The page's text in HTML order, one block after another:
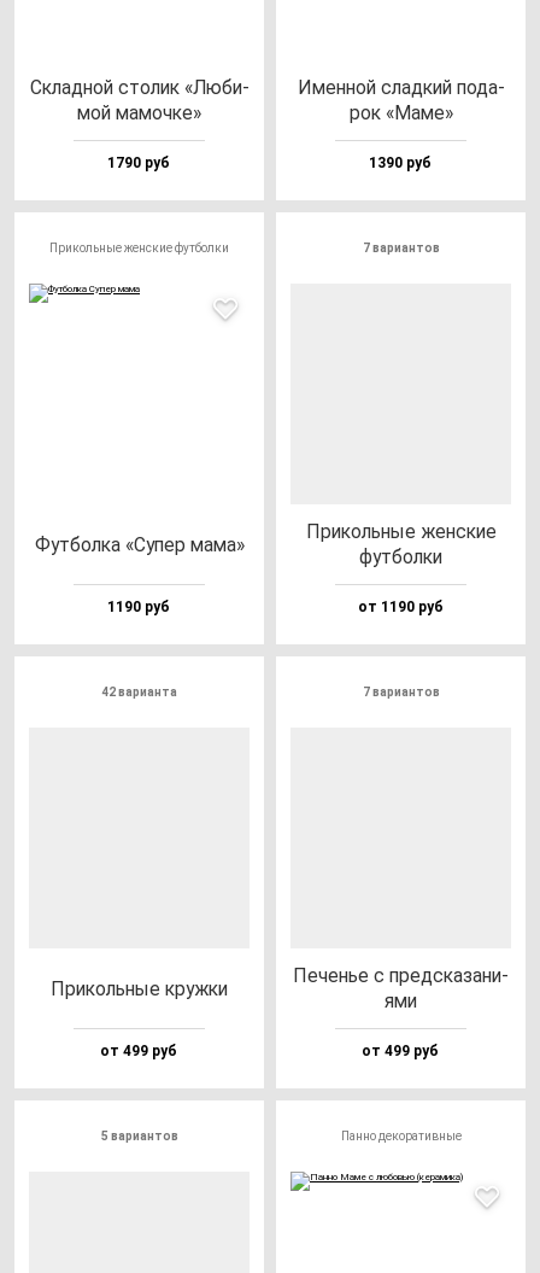
Склад­ной сто­лик «Люби­
мой ма­моч­ке»
1790 руб
Имен­ной слад­кий по­да­
рок «Маме»
1390 руб
Прикольные женские футболки
Фут­бол­ка «Супер ма­ма»
1190 руб
7 вариантов
При­коль­ные жен­ские
фут­бол­ки
от 1190 руб
42 варианта
При­коль­ные круж­ки
от 499 руб
7 вариантов
Печенье с пред­ска­за­ни­
ями
от 499 руб
5 вариантов Панно декоративные